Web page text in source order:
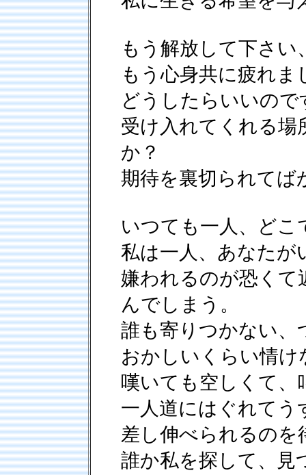
もう解放して下さ
もう心身共に疲れま
どうしたらいいので
受け入れてくれる場
か？
期待を裏切られてば
いつても一人、どこ
私は一人、あなたが
嫌われるのが恐くて
んでしまう。
誰も寄りつかない、
おかしいくらい情け
嘆いても空しくて、
一人道にはぐれてう
差し伸べられるのを
誰か私を探して、見